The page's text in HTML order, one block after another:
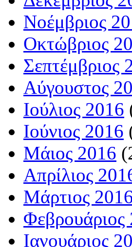
Νοέμβριος
Οκτώβριος
Σεπτέμβριος
Αύγουστος
Ιούλιος 2016
Ιούνιος 2016
Μάιος 2016
Απρίλιος
Μάρτιος
Φεβρουάριος
Ιανουάριος